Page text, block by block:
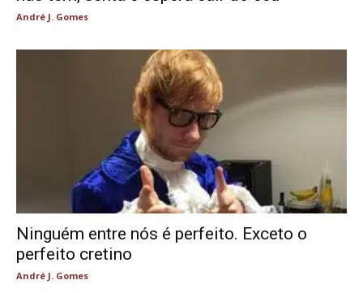
André J. Gomes
Ninguém entre nós é perfeito. Exceto o
perfeito cretino
André J. Gomes